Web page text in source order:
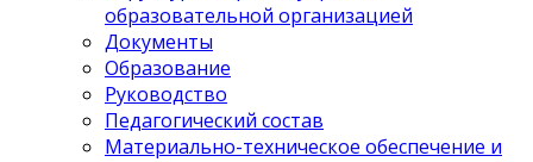
образовательной организацией
Документы
Образование
Руководство
Педагогический состав
Материально-техническое обеспечение и